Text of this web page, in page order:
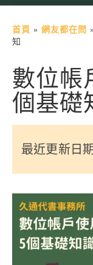
土地貸款
信用貸款
代書貸款
精選知識
銀行貸款
其他貸款
申貸Q&A
久通專欄
時事解析
首頁 » 網友都在問
知
數位帳
個基礎
最近更新日